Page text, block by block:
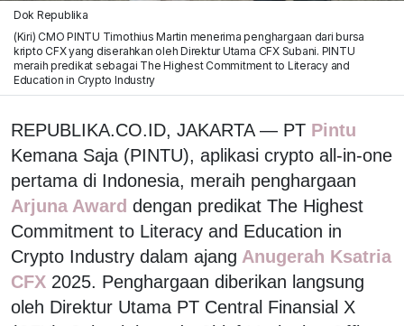
Dok Republika
(Kiri) CMO PINTU Timothius Martin menerima penghargaan dari bursa
kripto CFX yang diserahkan oleh Direktur Utama CFX Subani. PINTU
meraih predikat sebagai The Highest Commitment to Literacy and
Education in Crypto Industry
REPUBLIKA.CO.ID, JAKARTA — PT Pintu
Kemana Saja (PINTU), aplikasi crypto all-in-one
pertama di Indonesia, meraih penghargaan
Arjuna Award dengan predikat The Highest
Commitment to Literacy and Education in
Crypto Industry dalam ajang Anugerah Ksatria
CFX 2025. Penghargaan diberikan langsung
oleh Direktur Utama PT Central Finansial X